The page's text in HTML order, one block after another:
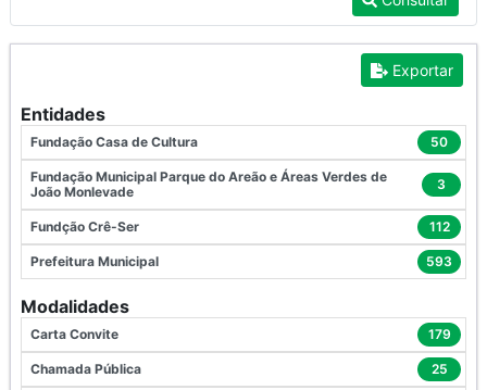
Exportar
Entidades
Fundação Casa de Cultura 50
Fundação Municipal Parque do Areão e Áreas Verdes de
João Monlevade
3
Fundção Crê-Ser 112
Prefeitura Municipal 593
Modalidades
Carta Convite 179
Chamada Pública 25